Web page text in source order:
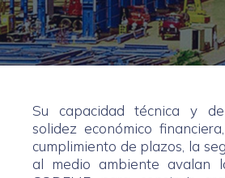
Su capacidad técnica y
solidez económico
cumplimiento de plazos, la
al medio ambiente avalan